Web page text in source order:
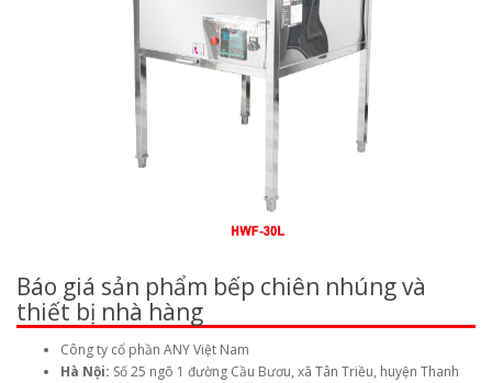
Báo giá sản phẩm bếp chiên nhúng và
thiết bị nhà hàng
Công ty cổ phần ANY Việt Nam
Hà Nội: Số 25 ngõ 1 đường Cầu Bươu, xã Tân Triều, huyện Thanh